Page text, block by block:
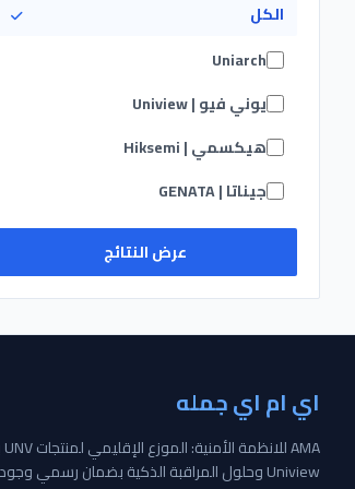
الكل
Uniarch
يوني فيو | Uniview
هيكسمي | Hiksemi
جيناتا | GENATA
MERCUSYS
TP-LINK
DAHUA IP
ماستر | MASTER
عرض النتائج
اي ام اي جمله
Uniview وحلول المراقبة الذكية بضمان رسمي وجودة عالية.